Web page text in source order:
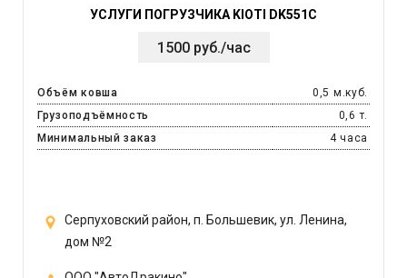
УСЛУГИ ПОГРУЗЧИКА KIOTI DK551C
1500 руб./час
Объём ковша
0,5 м.куб.
Грузоподъёмность
0,6 т.
Минимальный заказ
4 часа
Серпуховский район, п. Большевик, ул. Ленина,
дом №2